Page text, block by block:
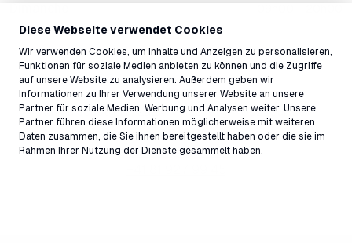
Diese Webseite verwendet Cookies
Wir verwenden Cookies, um Inhalte und Anzeigen zu personalisieren,
Funktionen für soziale Medien anbieten zu können und die Zugriffe
auf unsere Website zu analysieren. Außerdem geben wir
Informationen zu Ihrer Verwendung unserer Website an unsere
Partner für soziale Medien, Werbung und Analysen weiter. Unsere
Partner führen diese Informationen möglicherweise mit weiteren
Daten zusammen, die Sie ihnen bereitgestellt haben oder die sie im
Rahmen Ihrer Nutzung der Dienste gesammelt haben.
Tous les horaires
Adresse
Via Murschetg 17, Laax Murschetg, 7032, Suisse ↗
Contact
snakebar@laax.com